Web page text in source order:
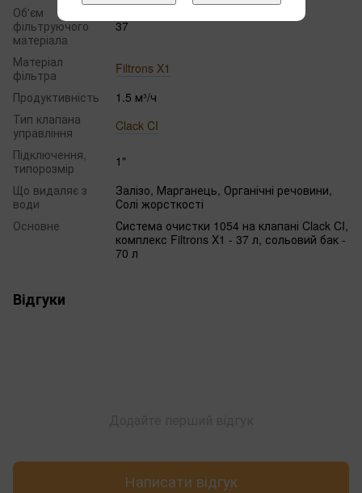
Об'єм
фільтруючого
мaтеріaлa
37
Матеріал
фільтра
Filtrons X1
Продуктивність
1.5 м³/ч
Тип клапана
управління
Clack CI
Підключення,
типорозмір
1"
Що видаляє з
води
Залізо, Марганець, Органічні речовини,
Солі жорсткості
Основне
Система очистки 1054 на клапані Clack CI,
комплекс Filtrons X1 - 37 л, сольовий бак -
70 л
Відгуки
Написати відгук